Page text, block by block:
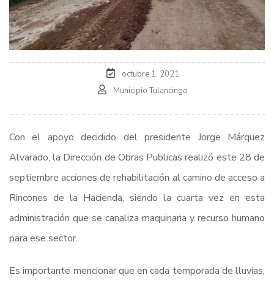
octubre 1, 2021
Municipio Tulancingo
Con el apoyo decidido del presidente Jorge Márquez
Alvarado, la Dirección de Obras Publicas realizó este 28 de
septiembre acciones de rehabilitación al camino de acceso a
Rincones de la Hacienda, siendo la cuarta vez en esta
administración que se canaliza maquinaria y recurso humano
para ese sector.
Es importante mencionar que en cada temporada de lluvias,